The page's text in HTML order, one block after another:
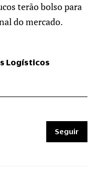
terão bolso para
do mercado.
Logísticos
Seguir